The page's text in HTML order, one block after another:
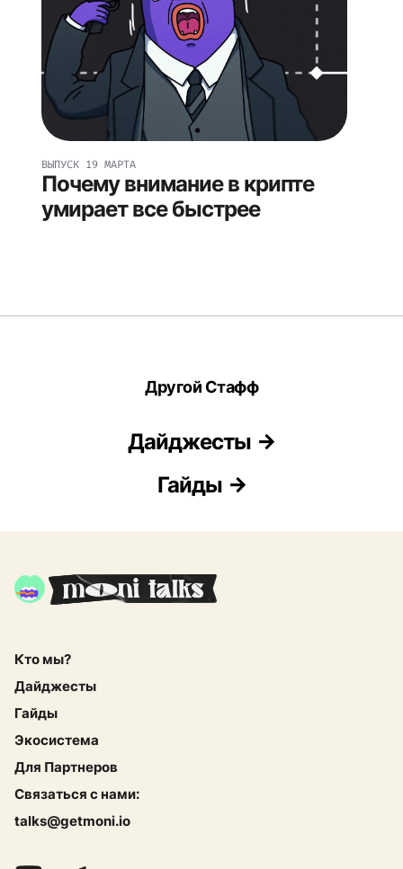
ВЫПУСК 19 МАРТА
Почему внимание в крипте
умирает все быстрее
Другой Стафф
Дайджесты
Гайды
Кто мы?
Дайджесты
Гайды
Экосистема
Для Партнеров
Связаться с нами:
talks@getmoni.io